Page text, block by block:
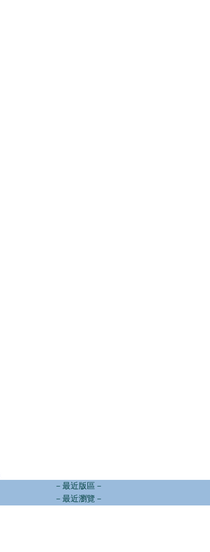
－最近版區－
－最近瀏覽－